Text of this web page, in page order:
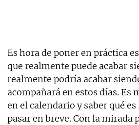
Es hora de poner en práctica
que realmente puede acabar
realmente podría acabar
acompañará en estos días. Es
en el calendario y saber qué es
pasar en breve. Con la mirada